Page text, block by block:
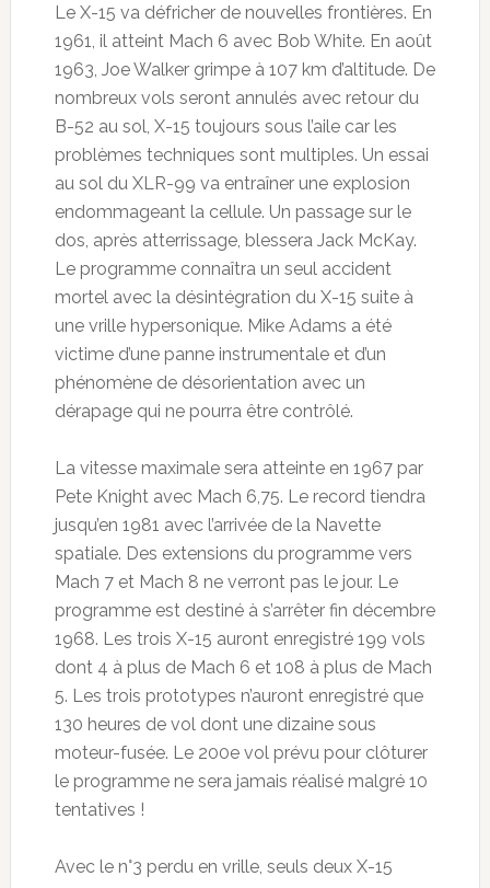
Le X-15 va défricher de nouvelles frontières. En
1961, il atteint Mach 6 avec Bob White. En août
1963, Joe Walker grimpe à 107 km d’altitude. De
nombreux vols seront annulés avec retour du
B-52 au sol, X-15 toujours sous l’aile car les
problèmes techniques sont multiples. Un essai
au sol du XLR-99 va entraîner une explosion
endommageant la cellule. Un passage sur le
dos, après atterrissage, blessera Jack McKay.
Le programme connaîtra un seul accident
mortel avec la désintégration du X-15 suite à
une vrille hypersonique. Mike Adams a été
victime d’une panne instrumentale et d’un
phénomène de désorientation avec un
dérapage qui ne pourra être contrôlé.
La vitesse maximale sera atteinte en 1967 par
Pete Knight avec Mach 6,75. Le record tiendra
jusqu’en 1981 avec l’arrivée de la Navette
spatiale. Des extensions du programme vers
Mach 7 et Mach 8 ne verront pas le jour. Le
programme est destiné à s’arrêter fin décembre
1968. Les trois X-15 auront enregistré 199 vols
dont 4 à plus de Mach 6 et 108 à plus de Mach
5. Les trois prototypes n’auront enregistré que
130 heures de vol dont une dizaine sous
moteur-fusée. Le 200e vol prévu pour clôturer
le programme ne sera jamais réalisé malgré 10
tentatives !
Avec le n°3 perdu en vrille, seuls deux X-15